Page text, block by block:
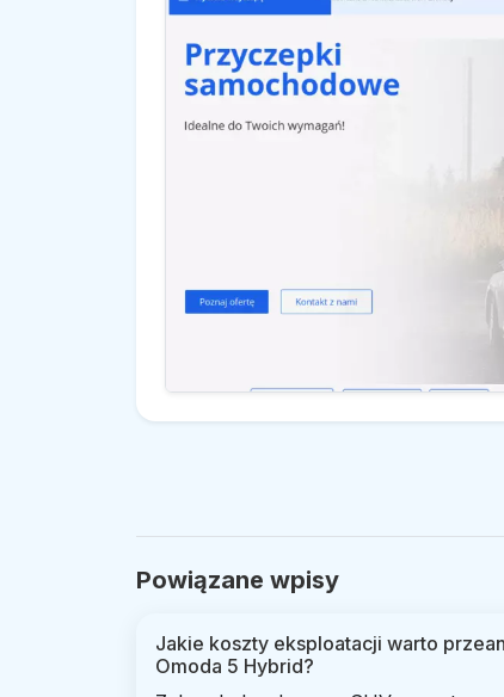
Powiązane wpisy
Jakie koszty eksploatacji warto
Omoda 5 Hybrid?